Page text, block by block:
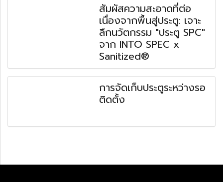
สัมผัสความสะอาดที่ต่อ
เนื่องจากพื้นสู่ประตู: เจาะ
ลึกนวัตกรรม "ประตู SPC"
จาก INTO SPEC x
Sanitized®
การจัดเก็บประตูระหว่างรอ
ติดตั้ง